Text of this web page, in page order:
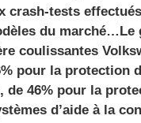
crash-tests
du marché…Le
coulissantes
pour la protection
46% pour la
d’aide à la